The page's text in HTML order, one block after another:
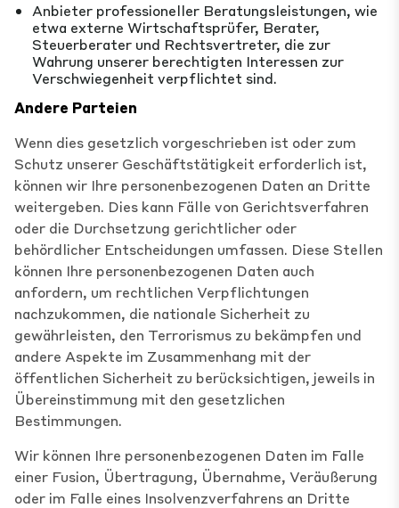
Anbieter professioneller Beratungsleistungen, wie
etwa externe Wirtschaftsprüfer, Berater,
Steuerberater und Rechtsvertreter, die zur
Wahrung unserer berechtigten Interessen zur
Verschwiegenheit verpflichtet sind.
Andere Parteien
Wenn dies gesetzlich vorgeschrieben ist oder zum
Schutz unserer Geschäftstätigkeit erforderlich ist,
können wir Ihre personenbezogenen Daten an Dritte
weitergeben. Dies kann Fälle von Gerichtsverfahren
oder die Durchsetzung gerichtlicher oder
behördlicher Entscheidungen umfassen. Diese Stellen
können Ihre personenbezogenen Daten auch
anfordern, um rechtlichen Verpflichtungen
nachzukommen, die nationale Sicherheit zu
gewährleisten, den Terrorismus zu bekämpfen und
andere Aspekte im Zusammenhang mit der
öffentlichen Sicherheit zu berücksichtigen, jeweils in
Übereinstimmung mit den gesetzlichen
Bestimmungen.
Wir können Ihre personenbezogenen Daten im Falle
einer Fusion, Übertragung, Übernahme, Veräußerung
oder im Falle eines Insolvenzverfahrens an Dritte